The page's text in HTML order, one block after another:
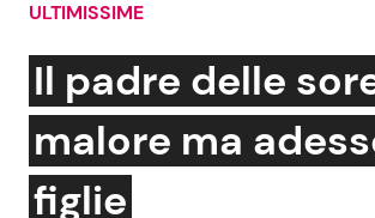
Social News
ULTIMISSIME
Il padre delle
malore ma
figlie